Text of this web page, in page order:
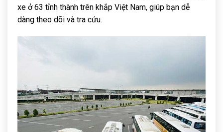
xe ở 63 tỉnh thành trên khắp Việt Nam, giúp bạn dễ
dàng theo dõi và tra cứu.